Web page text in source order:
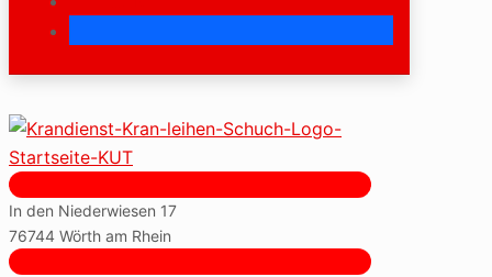
In den Niederwiesen 17
76744 Wörth am Rhein